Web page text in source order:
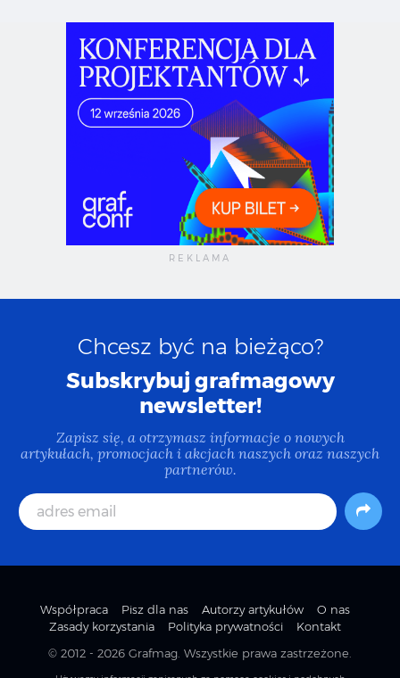
Chcesz być na bieżąco?
Subskrybuj grafmagowy
newsletter!
Zapisz się, a otrzymasz informacje o nowych
artykułach, promocjach i akcjach naszych oraz naszych
partnerów.
Współpraca Pisz dla nas Autorzy artykułów
O nas
Zasady korzystania
Polityka prywatności
Kontakt
© 2012 - 2026 Grafmag . Wszystkie prawa zastrzeżone.